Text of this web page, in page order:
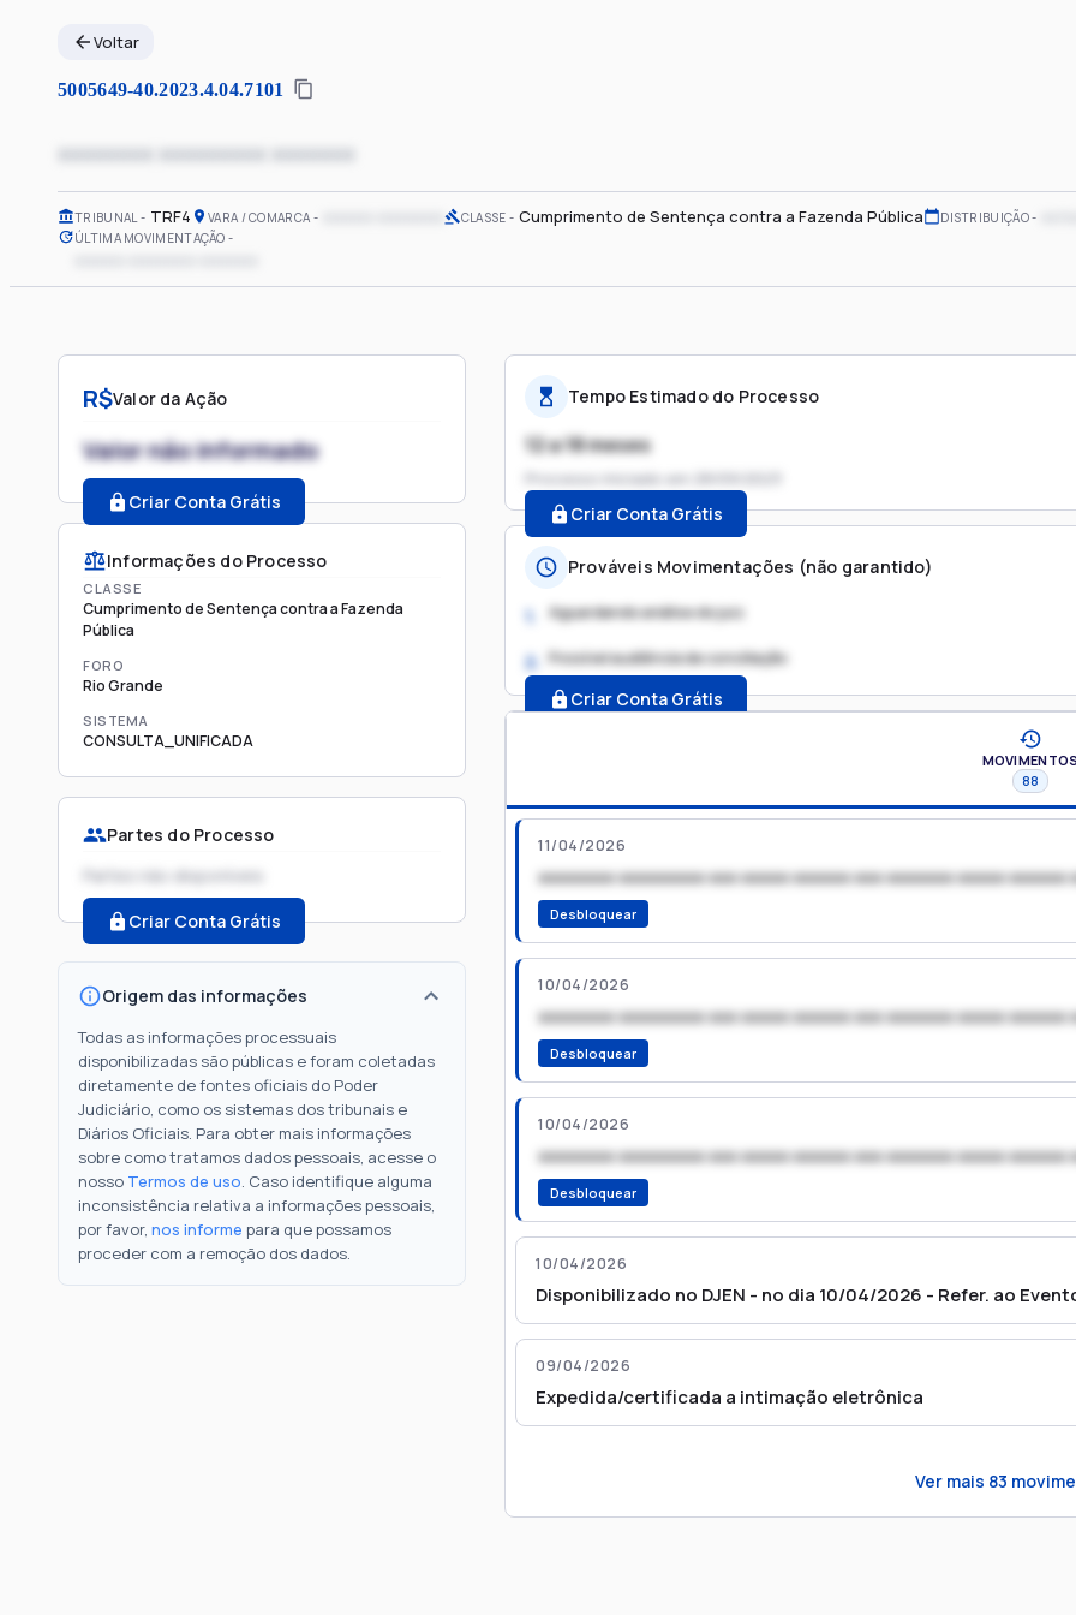
Voltar
5005649-40.2023.4.04.7101
xxxxxxxx xxxxxxxxx xxxxxxx
TRIBUNAL TRF4 VARA / COMARCA CLASSE Cumprimento de Sentença contra a Fazenda Pública DISTRIBUIÇÃO
ÚLTIMA MOVIMENTAÇÃO
R$Valor da Ação
Valor não informado
Criar Conta Grátis
Informações do Processo
CLASSE
Cumprimento de Sentença contra a Fazenda
Pública
FORO
Rio Grande
SISTEMA
CONSULTA_UNIFICADA
Partes do Processo
Partes não disponíveis
Criar Conta Grátis
Origem das informações
Todas as informações processuais
disponibilizadas são públicas e foram coletadas
diretamente de fontes oficiais do Poder
Judiciário, como os sistemas dos tribunais e
Diários Oficiais. Para obter mais informações
sobre como tratamos dados pessoais, acesse o
nosso Termos de uso. Caso identifique alguma
inconsistência relativa a informações pessoais,
por favor, nos informe para que possamos
proceder com a remoção dos dados.
Tempo Estimado do Processo
12 a 18 meses
Processo iniciado em
Criar Conta Grátis
Prováveis Movimentações (não garantido)
1. Aguardando análise do juiz
2. Possível audiência de conciliação
Criar Conta Grátis
MOVIMENTOS
88
11/04/2026
xxxxxxxx xxxxxxxxx xxx xxxxx xxxxxx xxx xxxxxxx xxxxx xxxxxx
Desbloquear
10/04/2026
xxxxxxxx xxxxxxxxx xxx xxxxx xxxxxx xxx xxxxxxx xxxxx xxxxxx
Desbloquear
10/04/2026
xxxxxxxx xxxxxxxxx xxx xxxxx xxxxxx xxx xxxxxxx xxxxx xxxxxx
Desbloquear
10/04/2026
Disponibilizado no DJEN - no dia 10/04/2026 - Refer. ao
09/04/2026
Expedida/certificada a intimação eletrônica
Ver mais 83